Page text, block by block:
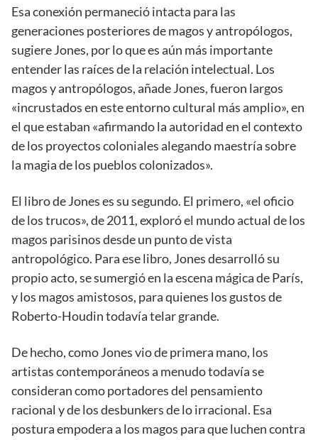
Esa conexión permaneció intacta para las
generaciones posteriores de magos y antropólogos,
sugiere Jones, por lo que es aún más importante
entender las raíces de la relación intelectual. Los
magos y antropólogos, añade Jones, fueron largos
«incrustados en este entorno cultural más amplio», en
el que estaban «afirmando la autoridad en el contexto
de los proyectos coloniales alegando maestría sobre
la magia de los pueblos colonizados».
El libro de Jones es su segundo. El primero, «el oficio
de los trucos», de 2011, exploró el mundo actual de los
magos parisinos desde un punto de vista
antropológico. Para ese libro, Jones desarrolló su
propio acto, se sumergió en la escena mágica de París,
y los magos amistosos, para quienes los gustos de
Roberto-Houdin todavía telar grande.
De hecho, como Jones vio de primera mano, los
artistas contemporáneos a menudo todavía se
consideran como portadores del pensamiento
racional y de los desbunkers de lo irracional. Esa
postura empodera a los magos para que luchen contra